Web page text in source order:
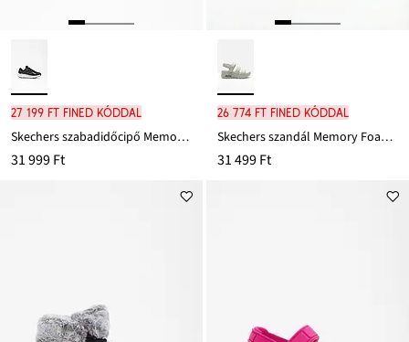
27 199 Ft FINED kóddal
Skechers szabadidőcipő Memory habszivaccsal
31 999 Ft
26 774 Ft FINED kóddal
Skechers szandál Memory Foam talpbetéttel
31 499 Ft